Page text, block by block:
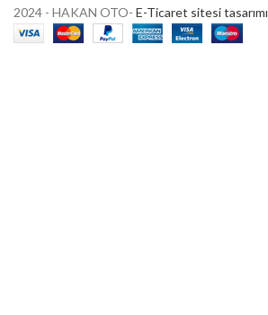
2024 - HAKAN OTO- E-Ticaret sitesi tasarımı